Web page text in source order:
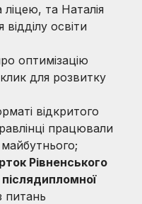
ліцею, та Наталія
освіти
оптимізацію
для розвитку
відкритого
працювали
майбутнього;
ок Рівненського
питань